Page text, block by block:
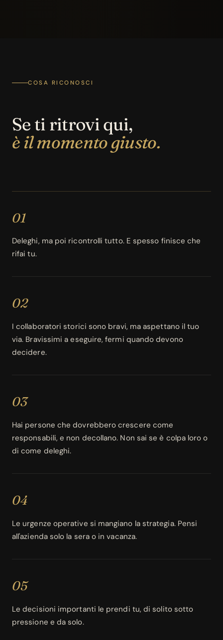
COSA RICONOSCI
Se ti ritrovi qui,
è il momento giusto.
01
Deleghi, ma poi ricontrolli tutto. E spesso finisce che
rifai tu.
02
I collaboratori storici sono bravi, ma aspettano il tuo
via. Bravissimi a eseguire, fermi quando devono
decidere.
03
Hai persone che dovrebbero crescere come
responsabili, e non decollano. Non sai se è colpa loro o
di come deleghi.
04
Le urgenze operative si mangiano la strategia. Pensi
all'azienda solo la sera o in vacanza.
05
Le decisioni importanti le prendi tu, di solito sotto
pressione e da solo.